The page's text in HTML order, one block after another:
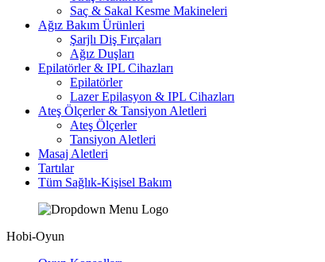
Saç & Sakal Kesme Makineleri
Ağız Bakım Ürünleri
Şarjlı Diş Fırçaları
Ağız Duşları
Epilatörler & IPL Cihazları
Epilatörler
Lazer Epilasyon & IPL Cihazları
Ateş Ölçerler & Tansiyon Aletleri
Ateş Ölçerler
Tansiyon Aletleri
Masaj Aletleri
Tartılar
Tüm Sağlık-Kişisel Bakım
Hobi-Oyun